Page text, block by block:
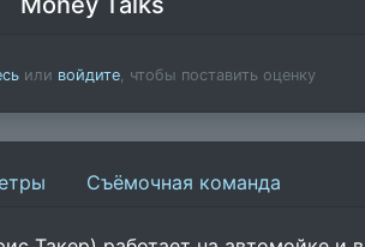
или войдите, чтобы поставить оценку
Съёмочная команда